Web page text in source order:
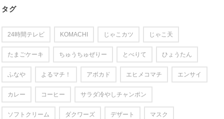
タグ
24時間テレビ KOMACHI じゃこカツ じゃこ天
たまごケーキ ちゅうちゅぜりー とべりて ひょうたん
ふなや よるマチ！ アボカド エヒメコマチ エンサイ
カレー コーヒー サラダ冷やしチャンポン
ソフトクリーム ダクワーズ デザート マスク